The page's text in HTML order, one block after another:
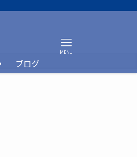
ブログ
MENU